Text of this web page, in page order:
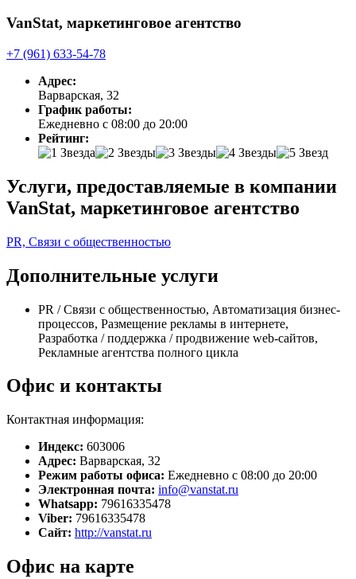
VanStat, маркетинговое агентство
+7 (961) 633-54-78
Адрес:
Варварская, 32
График работы:
Ежедневно с 08:00 до 20:00
Рейтинг:
Услуги, предоставляемые в компании
VanStat, маркетинговое агентство
PR, Связи с общественностью
Дополнительные услуги
PR / Связи с общественностью, Автоматизация бизнес-
процессов, Размещение рекламы в интернете,
Разработка / поддержка / продвижение web-сайтов,
Рекламные агентства полного цикла
Офис и контакты
Контактная информация:
Индекс: 603006
Адрес: Варварская, 32
Режим работы офиса: Ежедневно с 08:00 до 20:00
Электронная почта: info@vanstat.ru
Whatsapp: 79616335478
Viber: 79616335478
Сайт: http://vanstat.ru
Офис на карте